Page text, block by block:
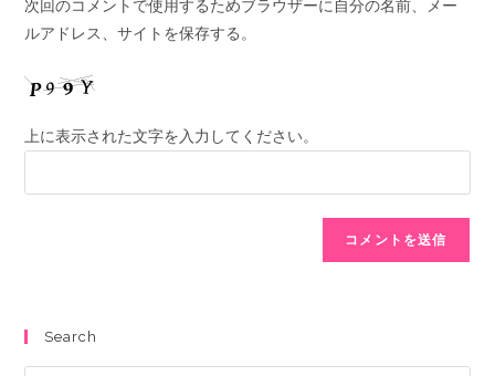
次回のコメントで使用するためブラウザーに自分の名前、メー
ルアドレス、サイトを保存する。
上に表示された文字を入力してください。
Search